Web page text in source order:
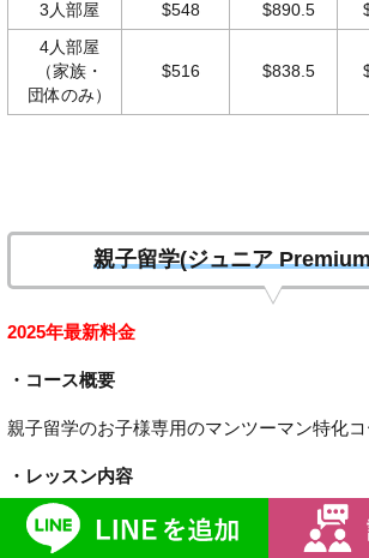
3人部屋 $548 $890.5
4人部屋
（家族・
団体のみ）
$516 $838.5
親子留学(ジュニア
2025年最新料金
・コース概要
親子留学のお子様専用のマンツーマン特化コ
・レッスン内容
マンツーマンクラス6コマ、グループクラス